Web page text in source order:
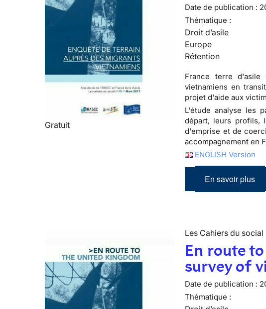
Gratuit
Date de publication :
Thématique :
Droit d’asile
Europe
Rétention
France terre
vietnamiens en
projet d'aide aux
L'étude analyse les
départ, leurs profils,
d'emprise et de
accompagnement en
ENGLISH Version
En savoir plus
Les Cahiers du social
En route
survey of
Date de publication :
Thématique :